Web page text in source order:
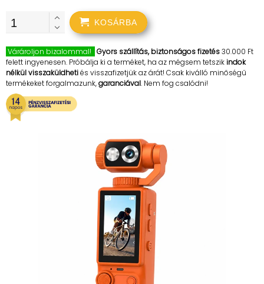
KOSÁRBA
Várároljon bizalommal! Gyors szállítás, biztonságos fizetés30.000 Ft
felett ingyenesen. Próbálja ki a terméket, ha az mégsem tetszikindok
nélkül visszaküldhetiés visszafizetjük az árát! Csak kiválló minőségű
termékeket forgalmazunk,garanciával. Nem fog csalódni!